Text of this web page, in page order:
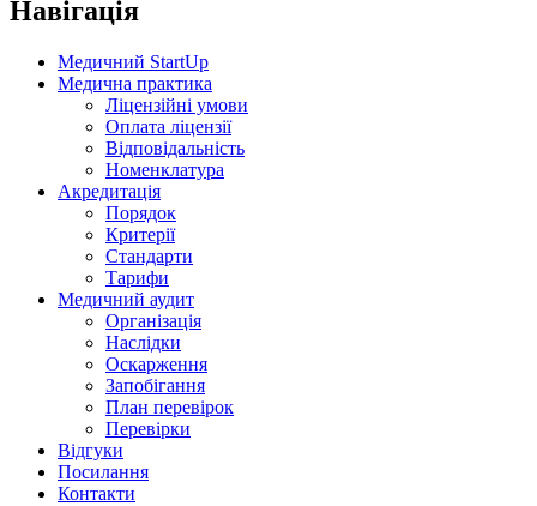
Навігація
Медичний StartUp
Медична практика
Ліцензійні умови
Оплата ліцензії
Відповідальність
Номенклатура
Акредитація
Порядок
Критерії
Стандарти
Тарифи
Медичний аудит
Організація
Наслідки
Оскарження
Запобігання
План перевірок
Перевірки
Відгуки
Посилання
Контакти